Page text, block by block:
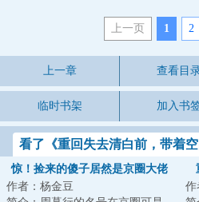
上一页 1 2
上一章 查看目
临时书架 加入书
看了《重回失去清白前，带着
惊！捡来的傻子居然是京圈大佬
作者：杨金豆
作